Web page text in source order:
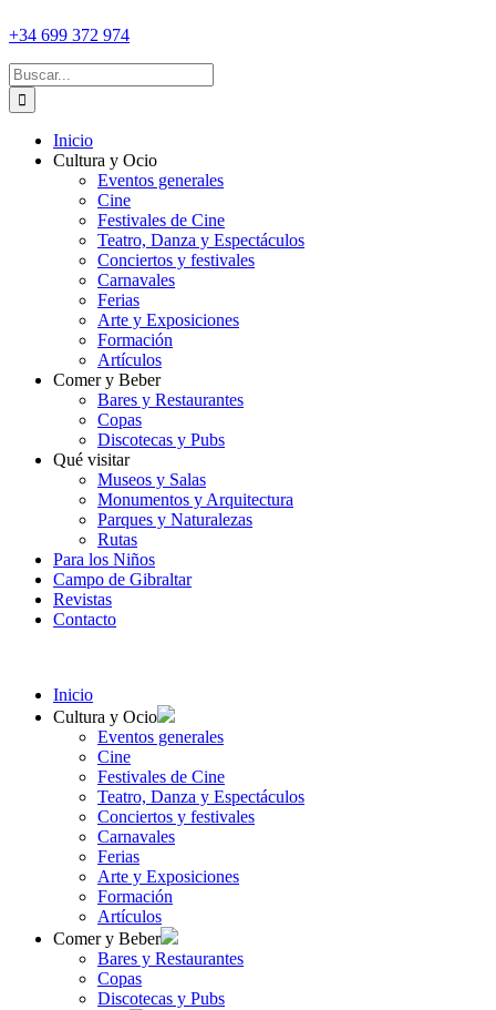
+34 699 372 974
Buscar:
Inicio
Cultura y Ocio
Eventos generales
Cine
Festivales de Cine
Teatro, Danza y Espectáculos
Conciertos y festivales
Carnavales
Ferias
Arte y Exposiciones
Formación
Artículos
Comer y Beber
Bares y Restaurantes
Copas
Discotecas y Pubs
Qué visitar
Museos y Salas
Monumentos y Arquitectura
Parques y Naturalezas
Rutas
Para los Niños
Campo de Gibraltar
Revistas
Contacto
Inicio
Cultura y Ocio
Eventos generales
Cine
Festivales de Cine
Teatro, Danza y Espectáculos
Conciertos y festivales
Carnavales
Ferias
Arte y Exposiciones
Formación
Artículos
Comer y Beber
Bares y Restaurantes
Copas
Discotecas y Pubs